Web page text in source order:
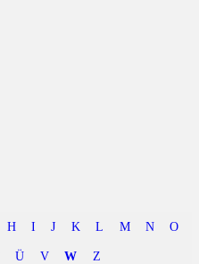
H I J K L M N O
Ü V W Z